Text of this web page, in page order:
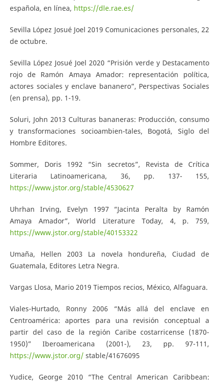
española, en línea, https://dle.rae.es/
Sevilla López Josué Joel 2019 Comunicaciones personales, 22
de octubre.
Sevilla López Josué Joel 2020 “Prisión verde y Destacamento
rojo de Ramón Amaya Amador: representación política,
actores sociales y enclave bananero”, Perspectivas Sociales
(en prensa), pp. 1-19.
Soluri, John 2013 Culturas bananeras: Producción, consumo
y transformaciones socioambien-tales, Bogotá, Siglo del
Hombre Editores.
Sommer, Doris 1992 “Sin secretos”, Revista de Crítica
Literaria Latinoamericana, 36, pp. 137- 155,
https://www.jstor.org/stable/4530627
Uhrhan Irving, Evelyn 1997 “Jacinta Peralta by Ramón
Amaya Amador”, World Literature Today, 4, p. 759,
https://www.jstor.org/stable/40153322
Umaña, Hellen 2003 La novela hondureña, Ciudad de
Guatemala, Editores Letra Negra.
Vargas Llosa, Mario 2019 Tiempos recios, México, Alfaguara.
Viales-Hurtado, Ronny 2006 “Más allá del enclave en
Centroamérica: aportes para una revisión conceptual a
partir del caso de la región Caribe costarricense (1870-
1950)” Iberoamericana (2001-), 23, pp. 97-111,
https://www.jstor.org/stable/41676095
Yudice, George 2010 “The Central American Caribbean: